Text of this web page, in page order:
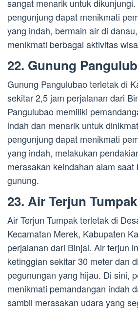
sangat menarik untuk dikunjungi.
pengunjung dapat menikmati
yang indah, bermain air di
menikmati berbagai aktivitas
22. Gunung
Gunung Pangulubao terletak di
sekitar 2,5 jam perjalanan dari
Pangulubao memiliki
indah dan menarik untuk
pengunjung dapat menikmati
yang indah, melakukan
merasakan keindahan alam
gunung.
23. Air Terjun Tumpak
Air Terjun Tumpak terletak di
Kecamatan Merek, Kabupaten
perjalanan dari Binjai. Air terjun
ketinggian sekitar 30 meter dan
pegunungan yang hijau. Di sini,
menikmati pemandangan indah
sambil merasakan udara yang